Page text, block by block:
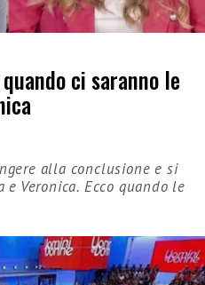
ci saranno le
alla conclusione e si
Veronica. Ecco quando le